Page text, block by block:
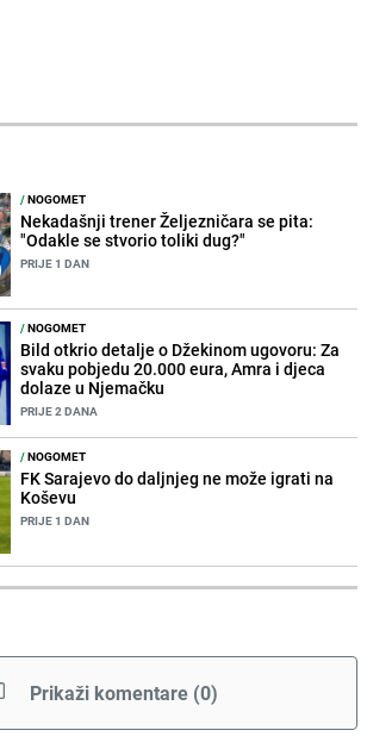
/NOGOMET
Nekadašnji trener Željezničara se pita:
"Odakle se stvorio toliki dug?"
PRIJE 1 DAN
/NOGOMET
Bild otkrio detalje o Džekinom ugovoru: Za
svaku pobjedu 20.000 eura, Amra i djeca
dolaze u Njemačku
PRIJE 2 DANA
/NOGOMET
FK Sarajevo do daljnjeg ne može igrati na
Koševu
PRIJE 1 DAN
Prikaži komentare (0)